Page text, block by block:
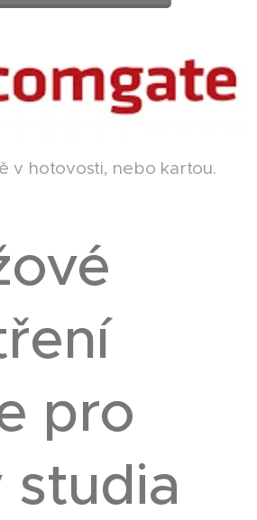
v hotovosti, nebo kartou.
pro
studia